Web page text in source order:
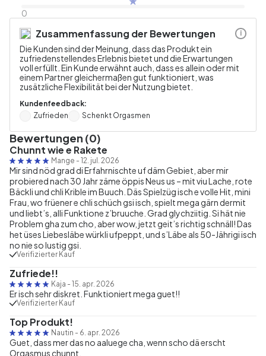
0
Zusammenfassung der Bewertungen
Die Kunden sind der Meinung, dass das Produkt ein
zufriedenstellendes Erlebnis bietet und die Erwartungen
voll erfüllt. Ein Kunde erwähnt auch, dass es allein oder mit
einem Partner gleichermaßen gut funktioniert, was
zusätzliche Flexibilität bei der Nutzung bietet.
Kundenfeedback:
Zufrieden
Schenkt Orgasmen
i
Bewertungen (0)
Chunnt wie e Rakete
Mange - 12. jul. 2026
Mir sind nöd grad di Erfahrnischte uf däm Gebiet, aber mir
probiered nach 30 Jahr zäme öppis Neus us – mit viu Lache, rote
Bäckli und chli Krible im Buuch. Däs Spielzüg isch e volle Hit, mini
Frau, wo früener e chli schüch gsi isch, spielt mega gärn dermit
und liebt’s, alli Funktione z’bruuche. Grad glychziitig. Si hät nie
Problem gha zum cho, aber wow, jetzt geit’s richtig schnäll! Das
het üses Liebesläbe würkli ufpeppt, und s’Läbe als 50-Jährigi isch
no nie so lustig gsi.
Verifizierter Kauf
Zufriede!!
Kaja - 15. apr. 2026
Er isch sehr diskret. Funktioniert mega guet!!
Verifizierter Kauf
Top Produkt!
Nautin - 6. apr. 2026
Guet, dass mer das no aaluege cha, wenn scho dä erscht
Orgasmus chunnt.